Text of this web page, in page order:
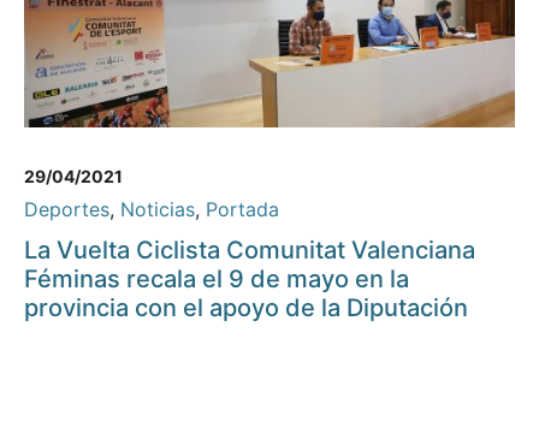
29/04/2021
Deportes, Noticias, Portada
La Vuelta Ciclista Comunitat Valenciana
Féminas recala el 9 de mayo en la
provincia con el apoyo de la Diputación